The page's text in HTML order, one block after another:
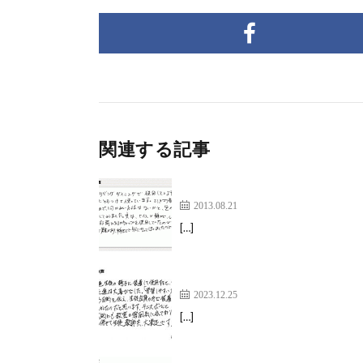
関連する記事
2013.08.21
[…]
2023.12.25
[…]